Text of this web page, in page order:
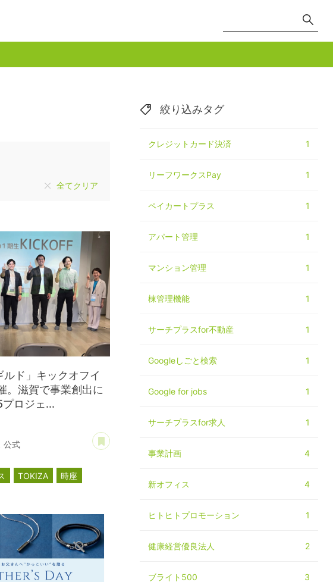
全てクリア
ルド」キックオフイ
。滋賀で事業創出に
ロジェ...
公式
あとで読む
TOKIZA 時座
絞り込みタグ
クレジットカード決済 1
リーフワークスPay 1
ペイカートプラス 1
アパート管理 1
マンション管理 1
棟管理機能 1
サーチプラスfor不動産 1
Googleしごと検索 1
Google for jobs 1
サーチプラスfor求人 1
事業計画 4
新オフィス 4
ヒトヒトプロモーション 1
健康経営優良法人 2
ブライト500 3